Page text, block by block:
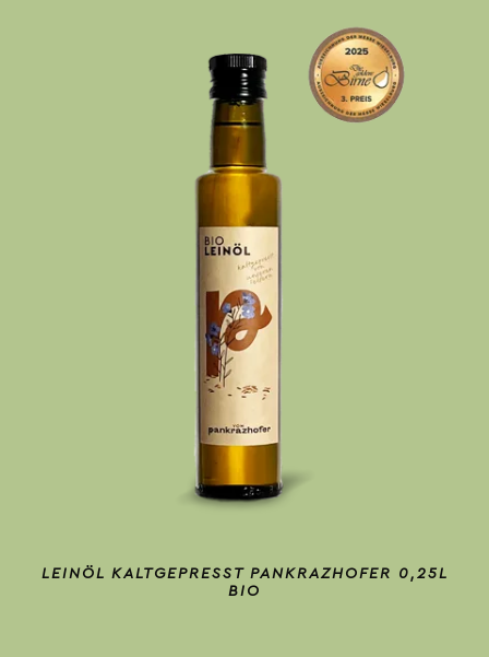
LEINÖL KALTGEPRESST PANKRAZHOFER 0,25L
BIO